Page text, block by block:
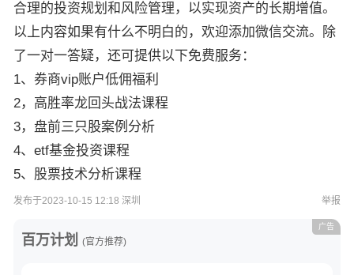
合理的投资规划和风险管理，以实现资产的长期增值。
以上内容如果有什么不明白的，欢迎添加微信交流。除
了一对一答疑，还可提供以下免费服务：
1、券商vip账户低佣福利
2，高胜率龙回头战法课程
3，盘前三只股案例分析
4、etf基金投资课程
5、股票技术分析课程
发布于2023-10-15 12:18 深圳 举报
百万计划 (官方推荐)
广告